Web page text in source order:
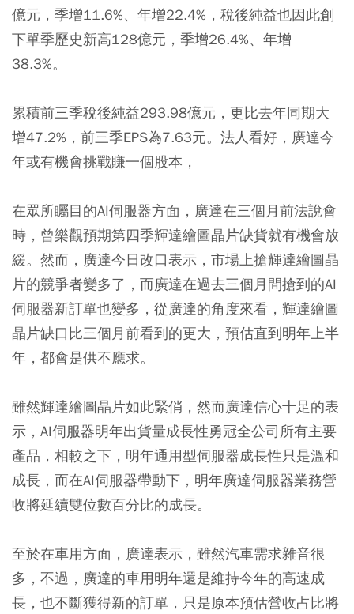
億元，季增11.6%、年增22.4%，稅後純益也因此創
下單季歷史新高128億元，季增26.4%、年增
38.3%。
累積前三季稅後純益293.98億元，更比去年同期大
增47.2%，前三季EPS為7.63元。法人看好，廣達今
年或有機會挑戰賺一個股本，
在眾所矚目的AI伺服器方面，廣達在三個月前法說會
時，曾樂觀預期第四季輝達繪圖晶片缺貨就有機會放
緩。然而，廣達今日改口表示，市場上搶輝達繪圖晶
片的競爭者變多了，而廣達在過去三個月間搶到的AI
伺服器新訂單也變多，從廣達的角度來看，輝達繪圖
晶片缺口比三個月前看到的更大，預估直到明年上半
年，都會是供不應求。
雖然輝達繪圖晶片如此緊俏，然而廣達信心十足的表
示，AI伺服器明年出貨量成長性勇冠全公司所有主要
產品，相較之下，明年通用型伺服器成長性只是溫和
成長，而在AI伺服器帶動下，明年廣達伺服器業務營
收將延續雙位數百分比的成長。
至於在車用方面，廣達表示，雖然汽車需求雜音很
多，不過，廣達的車用明年還是維持今年的高速成
長，也不斷獲得新的訂單，只是原本預估營收占比將